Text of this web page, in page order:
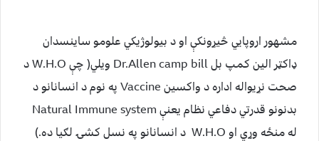
مشهور اروپایي څیړونکې او د بیولوژیکي علومو ساینسدان
ډاکټر الین کمپ بل Dr.Allen camp bill ویلي( چې W.H.O د
صحت نړیواله اداره د واکسین Vaccine په نوم د انسانانو د
له منځه وړي او W.H.O د انسانانو په نسل کشۍ لګیا ده.)